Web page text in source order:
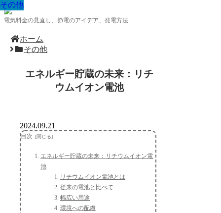
電気料金の見直し、節電のアイデア、発電方法
ホーム
その他
エネルギー貯蔵の未来：リチ
ウムイオン電池
その他
2024.09.21
目次
エネルギー貯蔵の未来：リチウムイオン電
池
リチウムイオン電池とは
従来の電池と比べて
幅広い用途
環境への配慮
その他
その他
その他
その他
その他
その他
その他
その他